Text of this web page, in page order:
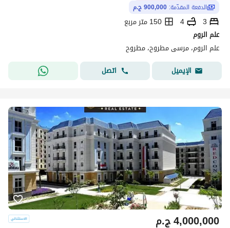
الدفعة المقدّمة: 900,000 ج.م
3
4
150 متر مربع
علم الروم
علم الروم، مرسى مطروح، مطروح
الإيميل
اتصل
ج.م4,000,000